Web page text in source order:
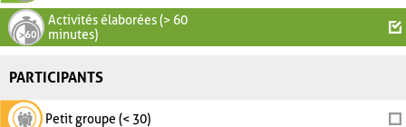
Activités élaborées (> 60
minutes)
PARTICIPANTS
Petit groupe (< 30)